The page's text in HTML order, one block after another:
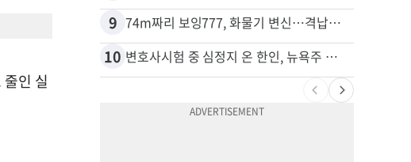
인 실
9 74m짜리 보잉777, 화물기 변신…격납고서 ‘보물’ 찾는 인천공항
10 변호사시험 중 심정지 온 한인, 뉴욕주 제소